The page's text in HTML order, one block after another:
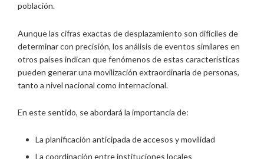
población.
Aunque las cifras exactas de desplazamiento son difíciles de
determinar con precisión, los análisis de eventos similares en
otros países indican que fenómenos de estas características
pueden generar una movilización extraordinaria de personas,
tanto a nivel nacional como internacional.
En este sentido, se abordará la importancia de:
La planificación anticipada de accesos y movilidad
La coordinación entre instituciones locales